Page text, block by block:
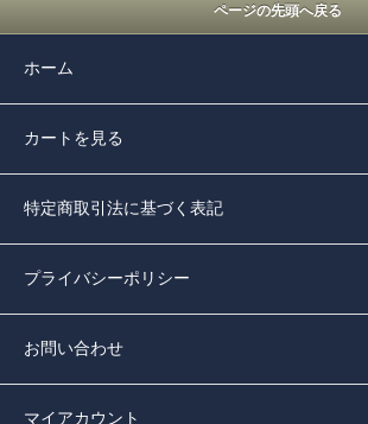
ページの先頭へ戻る
ホーム
カートを見る
特定商取引法に基づく表記
プライバシーポリシー
お問い合わせ
マイアカウント